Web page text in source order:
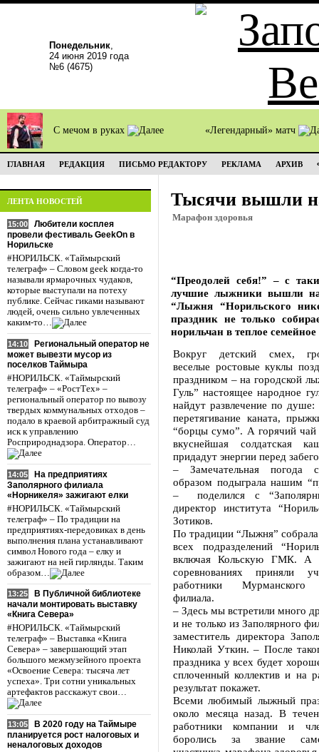
Понедельник,
24 июня 2019 года
№6 (4675)
С мечом в руках «Легендарный» матч
ГЛАВНАЯ РЕДАКЦИЯ ПИСЬМО РЕДАКТОРУ РЕКЛАМА АРХИВ
ЛЕНТА НОВОСТЕЙ
15:00
Любители косплея
провели фестиваль GeekOn в
Норильске
#НОРИЛЬСК. «Таймырский
телеграф» – Словом geek когда-то
называли ярмарочных чудаков,
которые выступали на потеху
публике. Сейчас гиками называют
людей, очень сильно увлеченных
каким-то…
14:10
Региональный оператор не
может вывезти мусор из
поселков Таймыра
#НОРИЛЬСК. «Таймырский
телеграф» – «РостТех» –
региональный оператор по вывозу
твердых коммунальных отходов –
подало в краевой арбитражный суд
иск к управлению
Росприроднадзора. Оператор…
14:05
На предприятиях
Заполярного филиала
«Норникеля» зажигают елки
#НОРИЛЬСК. «Таймырский
телеграф» – По традиции на
предприятиях-передовиках в день
выполнения плана устанавливают
символ Нового года – елку и
зажигают на ней гирлянды. Таким
образом…
13:25
В Публичной библиотеке
начали монтировать выставку
«Книга Севера»
#НОРИЛЬСК. «Таймырский
телеграф» – Выставка «Книга
Севера» – завершающий этап
большого межмузейного проекта
«Освоение Севера: тысяча лет
успеха». Три сотни уникальных
артефактов расскажут свои…
13:05
В 2020 году на Таймыре
планируется рост налоговых и
неналоговых доходов
Тысячи вышли
Марафон здоровья
“Преодолей себя!” – с
лучшие лыжники вышли на
“Лыжня “Норильского
праздник не только
норильчан в теплое семейное
Вокруг детский смех,
веселые ростовые куклы
праздником – на городской
Гуль” настоящее народное
найдут развлечение по
перетягивание каната,
“борцы сумо”. А горячий
вкуснейшая солдатская
придадут энергии перед
– Замечательная погода
образом подыграла нашим
– поделился с
директор института
Зотиков.
По традиции “Лыжня” собрала
всех подразделений
включая Кольскую ГМК. А
соревнованиях приняли
работники Мурманского
филиала.
– Здесь мы встретили много
и не только из Заполярного
заместитель директора
Николай Уткин. – После
праздника у всех будет
сплоченный коллектив и на
результат покажет.
Всеми любимый лыжный
около месяца назад. В
работники компании и
боролись за звание